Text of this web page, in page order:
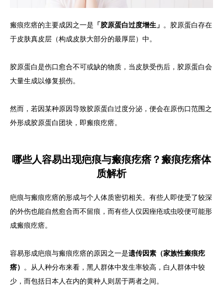
瘢痕疙瘩的主要成因之一是 「胶原蛋白过度增生」 。胶原蛋白存在
于皮肤真皮层（构成皮肤大部分的最厚层）中。
胶原蛋白是伤口愈合不可或缺的物质，当皮肤受伤后，胶原蛋白会
大量生成以修复损伤。
然而，若因某种原因导致胶原蛋白过度分泌，便会在原伤口范围之
外形成胶原蛋白团块，即瘢痕疙瘩。
哪些人容易出现疤痕与瘢痕疙瘩？瘢痕疙瘩体
质解析
疤痕与瘢痕疙瘩的形成与个人体质密切相关。有些人即使受了较深
的外伤也能自然愈合而不留痕，而有些人仅因痤疮或虫咬便可能形
成瘢痕疙瘩。
容易形成疤痕与瘢痕疙瘩的原因之一是遗传因素（家族性瘢痕疙
瘩）
。从人种分布来看，黑人群体中发生率较高，白人群体中较
少，而包括日本人在内的黄种人则居于两者之间。